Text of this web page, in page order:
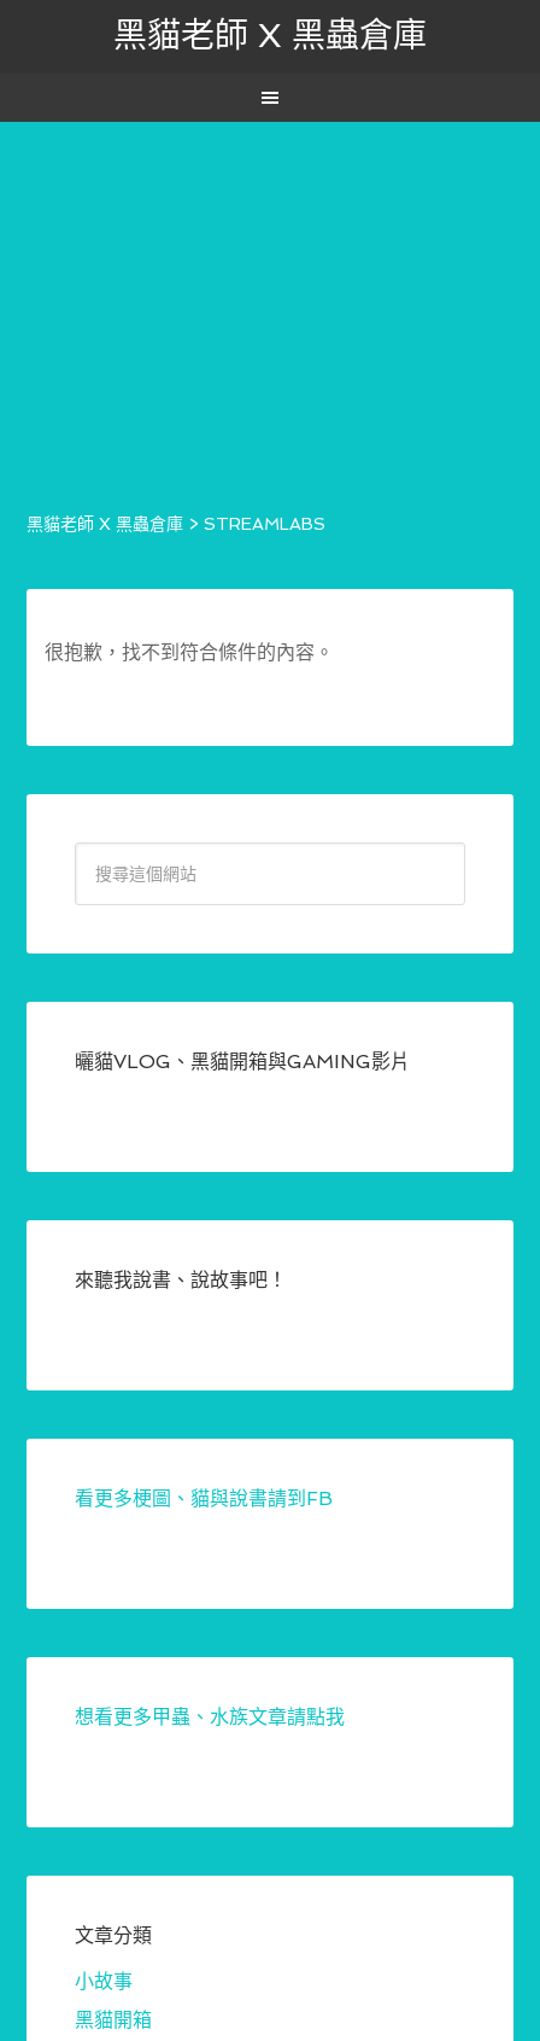
黑貓老師 X 黑蟲倉庫
黑貓老師 X 黑蟲倉庫 >STREAMLABS
很抱歉，找不到符合條件的內容。
曬貓VLOG、黑貓開箱與GAMING影片
來聽我說書、說故事吧！
看更多梗圖、貓與說書請到FB
想看更多甲蟲、水族文章請點我
文章分類
小故事
黑貓開箱